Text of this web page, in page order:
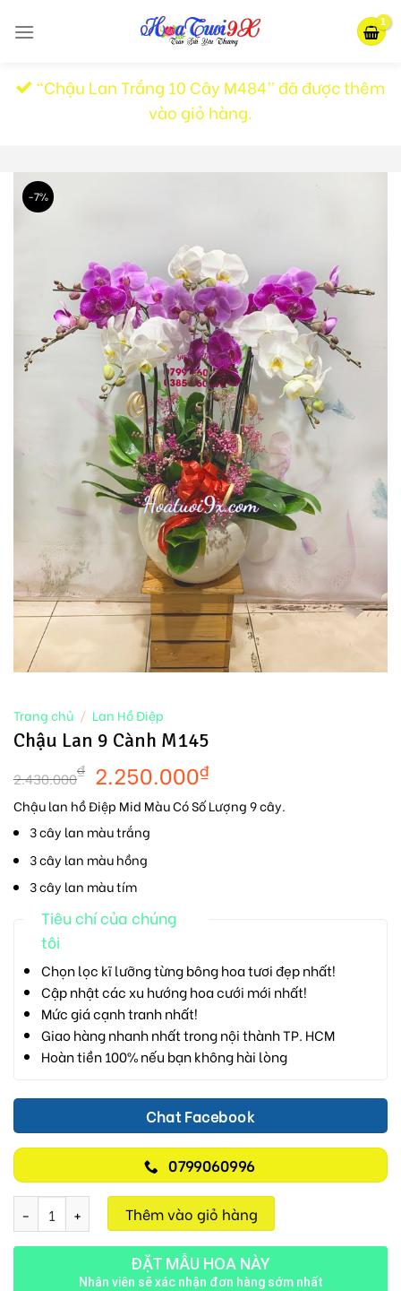
“Chậu Lan Trắng 10 Cây M484” đã được thêm
vào giỏ hàng.
-7%
Trang chủ / Lan Hồ Điệp
Chậu Lan 9 Cành M145
2.430.000₫ 2.250.000₫
Chậu lan hồ Điệp Mid Màu Có Số Lượng 9 cây.
3 cây lan màu trắng
3 cây lan màu hồng
3 cây lan màu tím
Tiêu chí của chúng
tôi
Chọn lọc kĩ lưỡng từng bông hoa tươi đẹp nhất!
Cập nhật các xu hướng hoa cưới mới nhất!
Mức giá cạnh tranh nhất!
Giao hàng nhanh nhất trong nội thành TP. HCM
Hoàn tiền 100% nếu bạn không hài lòng
Chat Facebook
0799060996
Chậu Lan 9 Cành M145 số lượng
Thêm vào giỏ hàng
ĐẶT MẪU HOA NÀY
Nhân viên sẽ xác nhận đơn hàng sớm nhất